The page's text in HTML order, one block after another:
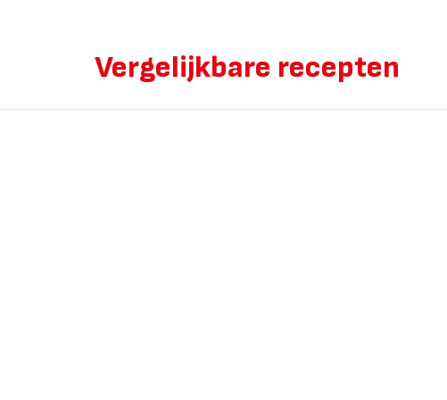
Vergelijkbare recepten